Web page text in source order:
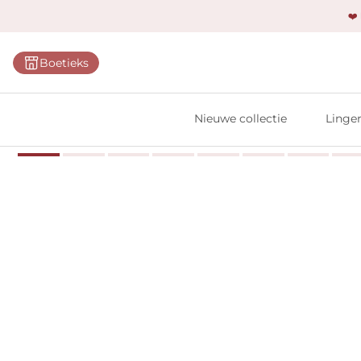
❤️
Boetieks
Nieuwe collectie